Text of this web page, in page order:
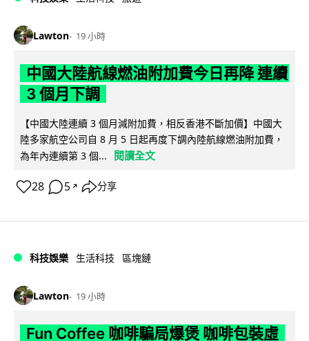
Lawton 19 小時
中國大陸航線燃油附加費今日再降 連續
3 個月下調
【中國大陸連續 3 個月減附加費，相反香港不斷加價】中國大
陸多家航空公司自 8 月 5 日起再度下調內陸航線燃油附加費，
為年內連續第 3 個...
閱讀全文
28 5 ↗ 分享
科技娛樂 生活科技 區塊鏈
Lawton 19 小時
Fun Coffee 咖啡騙局爆煲 咖啡包裝虛